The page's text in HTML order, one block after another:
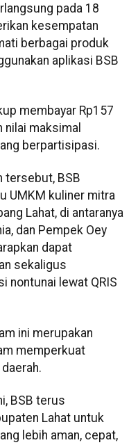
pada 18
kesempatan
berbagai produk
aplikasi BSB
membayar Rp157
maksimal
berpartisipasi.
tersebut, BSB
UMKM kuliner mitra
Lahat, di antaranya
dan Pempek Oey
dapat
sekaligus
nontunai lewat QRIS
ini merupakan
memperkuat
BSB terus
Lahat untuk
lebih aman, cepat,